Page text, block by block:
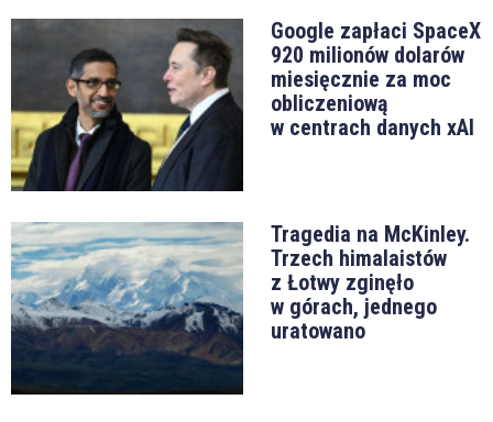
Google zapłaci SpaceX
920 milionów dolarów
miesięcznie za moc
obliczeniową
w centrach danych xAI
Tragedia na McKinley.
Trzech himalaistów
z Łotwy zginęło
w górach, jednego
uratowano